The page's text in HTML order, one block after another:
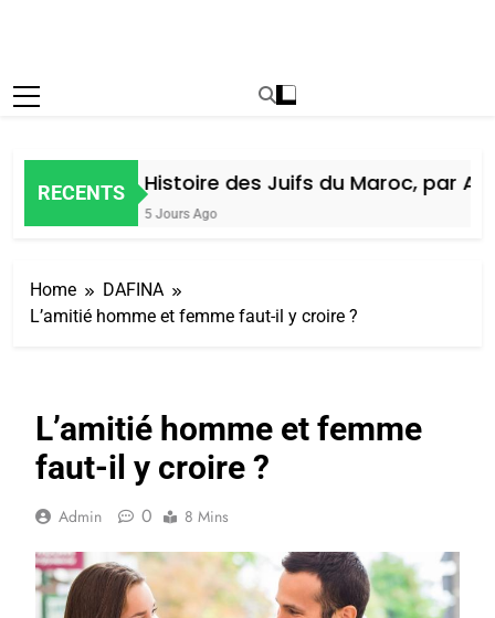
RECENTS Histoire des Juifs du Maroc, par
5 Jours Ago
Home
DAFINA
L’amitié homme et femme faut-il y croire ?
L’amitié homme et femme
faut-il y croire ?
Admin 0 8 Mins